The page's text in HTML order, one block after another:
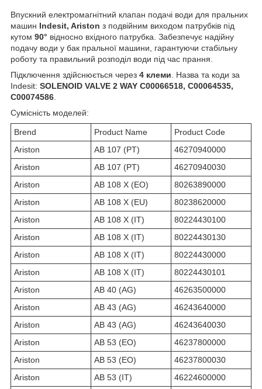
Впускний електромагнітний клапан подачі води для пральних
машин Indesit, Ariston з подвійним виходом патрубків під
кутом 90° відносно вхідного патрубка. Забезпечує надійну
подачу води у бак пральної машини, гарантуючи стабільну
роботу та правильний розподіл води під час прання.
Підключення здійснюється через 4 клеми . Назва та коди за
Indesit: SOLENOID VALVE 2 WAY C00066518, C00064535,
C00074586
Сумісність моделей:
Brend Product Name
Product Code
Ariston
AB 107 (PT)
46270940000
Ariston
AB 107 (PT)
46270940030
Ariston
AB 108 X (EO)
80263890000
Ariston
AB 108 X (EU)
80238620000
Ariston
AB 108 X (IT)
80224430100
Ariston
AB 108 X (IT)
80224430130
Ariston
AB 108 X (IT)
80224430000
Ariston
AB 108 X (IT)
80224430101
Ariston
AB 40 (AG)
46263500000
Ariston
AB 43 (AG)
46243640000
Ariston
AB 43 (AG)
46243640030
Ariston
AB 53 (EO)
46237800000
Ariston
AB 53 (EO)
46237800030
Ariston
AB 53 (IT)
46224600000